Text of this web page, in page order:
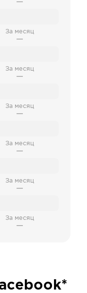
—
За месяц
—
За месяц
—
За месяц
—
За месяц
—
За месяц
—
За месяц
—